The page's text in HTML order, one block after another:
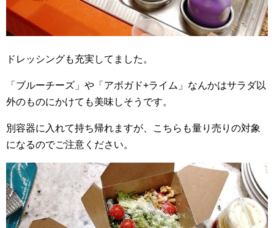
ドレッシングも充実してました。
「ブルーチーズ」や「アボガド+ライム」なんかはサラダ以
外のものにかけても美味しそうです。
別容器に入れて持ち帰れますが、こちらも量り売りの対象
になるのでご注意ください。